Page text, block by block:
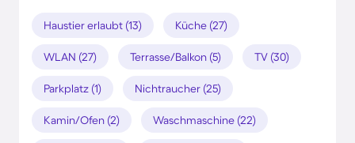
Haustier erlaubt (13) Küche (27)
WLAN (27) Terrasse/Balkon (5) TV (30)
Parkplatz (1) Nichtraucher (25)
Kamin/Ofen (2) Waschmaschine (22)